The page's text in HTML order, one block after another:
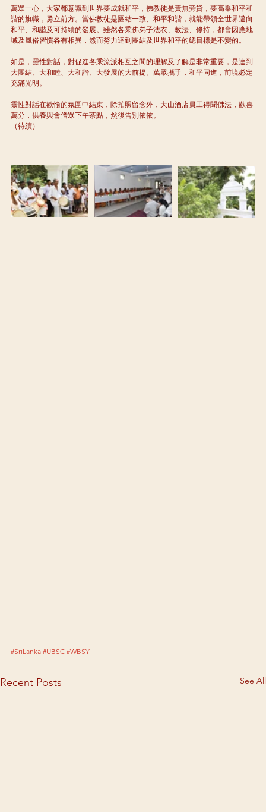
萬眾一心，大家都意識到世界要成就和平，佛教徒是責無旁貸，要高舉和平和
諧的旗幟，勇立前方。當佛教徒是團結一致、和平和諧，就能帶領全世界邁向
和平、和諧及可持續的發展。雖然各乘佛弟子法衣、教法、修持，都會因應地
域及風俗習慣各有相異，然而努力達到團結及世界和平的總目標是不變的。
如是，靈性對話，對促進各乘流派相互之間的理解及了解是非常重要，是達到
大團結、大和睦、大和諧、大發展的大前提。萬眾攜手，和平同進，前境必定
充滿光明。
靈性對話在歡愉的氛圍中結束，除拍照留念外，大山酒店員工得聞佛法，歡喜
萬分，供養與會僧眾下午茶點，然後告別依依。
（待續）
#SriLanka #UBSC #WBSY
Recent Posts See All